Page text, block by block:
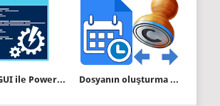
Power GUI ile Powershell scriptlerini exe yapalım Dosyanın oluşturma ve son erişim tarihini değiştirin